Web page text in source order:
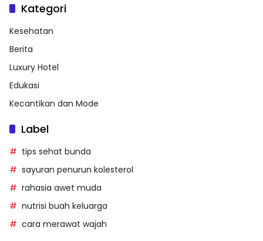
Kategori
Kesehatan
Berita
Luxury Hotel
Edukasi
Kecantikan dan Mode
Label
tips sehat bunda
sayuran penurun kolesterol
rahasia awet muda
nutrisi buah keluarga
cara merawat wajah